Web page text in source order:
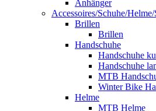
Anhänger
Accessoires/Schuhe/
Brillen
Brillen
Handschuhe
Handschuhe
Handschuhe
MTB
Winter Bike
Helme
MTB Helme